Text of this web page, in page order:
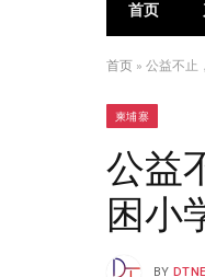
首页
首页 » 公益不止
柬埔寨
公益
困小
BY